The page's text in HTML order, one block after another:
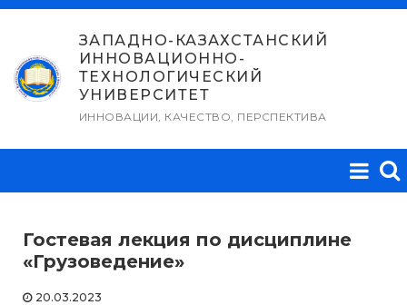
Перейти
содержимому
ЗАПАДНО-КАЗАХСТАНСКИЙ
ИННОВАЦИОННО-
ТЕХНОЛОГИЧЕСКИЙ
УНИВЕРСИТЕТ
ИННОВАЦИИ, КАЧЕСТВО, ПЕРСПЕКТИВА
Гостевая лекция по дисциплине
«Грузоведение»
20.03.2023